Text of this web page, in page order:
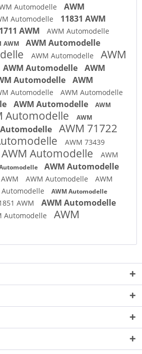
Automodelle
AWM
Automodelle 11831 AWM
AWM AWM Automodelle
AWM AWM Automodelle
AWM Automodelle
AWM
AWM Automodelle
AWM
Automodelle
AWM
Automodelle AWM Automodelle
AWM Automodelle
AWM
Automodelle
AWM
AWM 71722
AWM 73439
AWM Automodelle
AWM
AWM Automodelle
AWM Automodelle
AWM
Automodelle
AWM Automodelle
AWM
AWM Automodelle
Automodelle
AWM